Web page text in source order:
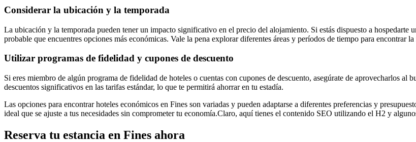
Considerar la ubicación y la temporada
La ubicación y la temporada pueden tener un impacto significativo en el precio del alojamiento. Si estás dispuesto a hospedarte
probable que encuentres opciones más económicas. Vale la pena explorar diferentes áreas y períodos de tiempo para encontrar
Utilizar programas de fidelidad y cupones de descuento
Si eres miembro de algún programa de fidelidad de hoteles o cuentas con cupones de descuento, asegúrate de aprovecharlos
descuentos significativos en las tarifas estándar, lo que te permitirá ahorrar en tu estadía.
Las opciones para encontrar hoteles económicos en Fines son variadas y pueden adaptarse a diferentes preferencias y
ideal que se ajuste a tus necesidades sin comprometer tu economía.Claro, aquí tienes el contenido SEO utilizando el H2 y
Reserva tu estancia en Fines ahora